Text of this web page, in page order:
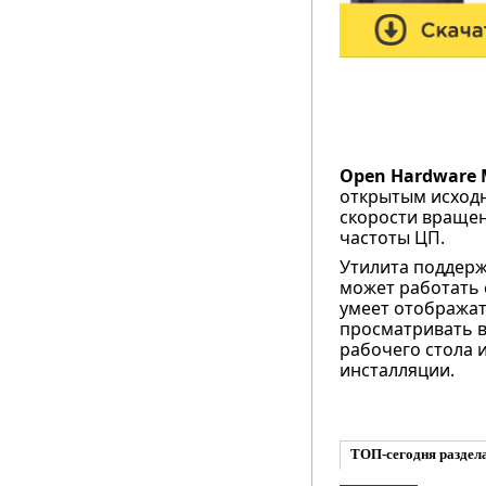
Open Hardware
открытым
скорости
частоты ЦП.
Утилита
может работать
умеет
просматривать
рабочего стола
инсталляции.
ТОП-сегодня